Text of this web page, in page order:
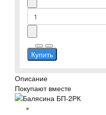
Купить
Описание
Покупают вместе